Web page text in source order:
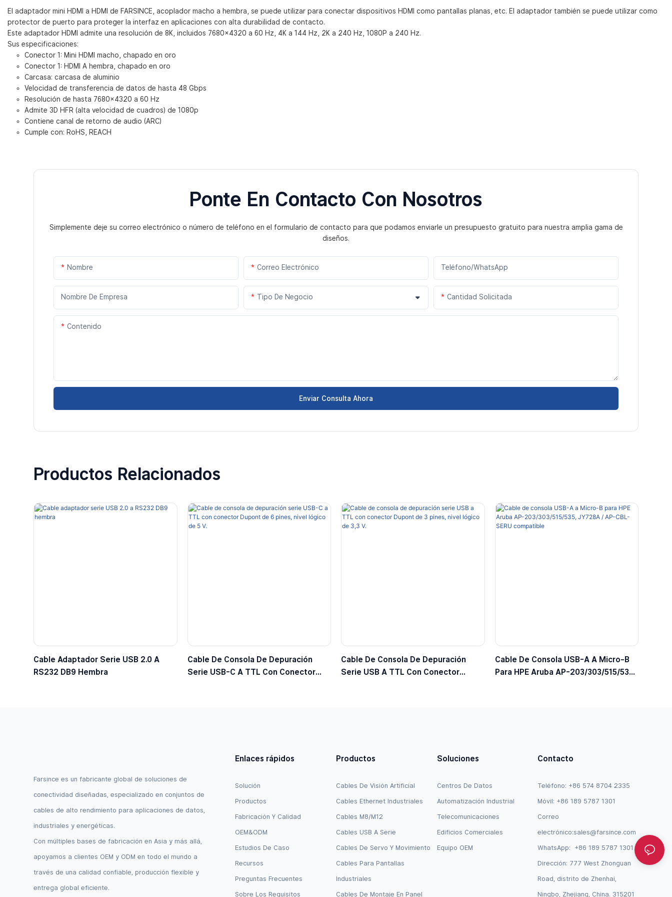
El adaptador mini HDMI a HDMI de FARSINCE, acoplador macho a hembra, se puede utilizar para conectar dispositivos HDMI como pantallas planas, etc. El adaptador también se puede utilizar como
protector de puerto para proteger la interfaz en aplicaciones con alta durabilidad de contacto.
Este adaptador HDMI admite una resolución de 8K, incluidos 7680×4320 a 60 Hz, 4K a 144 Hz, 2K a 240 Hz, 1080P a 240 Hz.
Sus especificaciones:
Conector 1: Mini HDMI macho, chapado en oro
Conector 1: HDMI A hembra, chapado en oro
Carcasa: carcasa de aluminio
Velocidad de transferencia de datos de hasta 48 Gbps
Resolución de hasta 7680×4320 a 60 Hz
Admite 3D HFR (alta velocidad de cuadros) de 1080p
Contiene canal de retorno de audio (ARC)
Cumple con: RoHS, REACH
Ponte En Contacto Con Nosotros
Simplemente deje su correo electrónico o número de teléfono en el formulario de contacto para que podamos enviarle un presupuesto gratuito para nuestra amplia gama de
diseños.
Nombre Correo Electrónico Teléfono/WhatsApp
Nombre De Empresa Tipo De Negocio Cantidad Solicitada
Contenido
Enviar Consulta Ahora
Productos Relacionados
Cable Adaptador Serie USB 2.0 A
RS232 DB9 Hembra
Cable De Consola De Depuración
Serie USB-C A TTL Con Conector
Cable De Consola De Depuración
Serie USB A TTL Con Conector
Cable De Consola USB-A A Micro-B
Para HPE Aruba AP-203/303/515/535,
Farsince es un fabricante global de soluciones de
conectividad diseñadas, especializado en conjuntos de
cables de alto rendimiento para aplicaciones de datos,
industriales y energéticas.
Con múltiples bases de fabricación en Asia y más allá,
apoyamos a clientes OEM y ODM en todo el mundo a
través de una calidad confiable, producción flexible y
entrega global eficiente.
Enlaces rápidos
Solución
Productos
Fabricación Y Calidad
OEM&ODM
Estudios De Caso
Recursos
Preguntas Frecuentes
Sobre Los Requisitos
Productos
Cables De Visión Artificial
Cables Ethernet Industriales
Cables M8/M12
Cables USB A Serie
Cables De Servo Y Movimiento
Cables Para Pantallas
Industriales
Cables De Montaje En Panel
Soluciones
Centros De Datos
Automatización Industrial
Telecomunicaciones
Edificios Comerciales
Equipo OEM
Contacto
Teléfono: +86 574 8704 2335
Móvil: +86 189 5787 1301
Correo
electrónico:sales@farsince.com
WhatsApp: +86 189 5787 1301
Dirección: 777 West Zhonguan
Road, distrito de Zhenhai,
Ningbo, Zhejiang, China. 315201